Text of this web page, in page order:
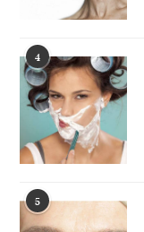
4
5